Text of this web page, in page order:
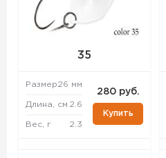
35
Размер26 мм
Длина, см 2.6
Вес, г 2.3
280 руб.
Купить